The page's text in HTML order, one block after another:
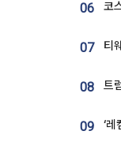
06
07
08
09